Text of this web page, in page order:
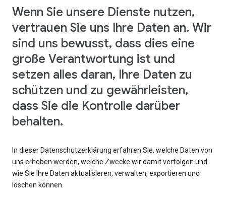
Wenn Sie unsere Dienste nutzen,
vertrauen Sie uns Ihre Daten an. Wir
sind uns bewusst, dass dies eine
große Verantwortung ist und
setzen alles daran, Ihre Daten zu
schützen und zu gewährleisten,
dass Sie die Kontrolle darüber
behalten.
In dieser Datenschutzerklärung erfahren Sie, welche Daten von
uns erhoben werden, welche Zwecke wir damit verfolgen und
wie Sie Ihre Daten aktualisieren, verwalten, exportieren und
löschen können.